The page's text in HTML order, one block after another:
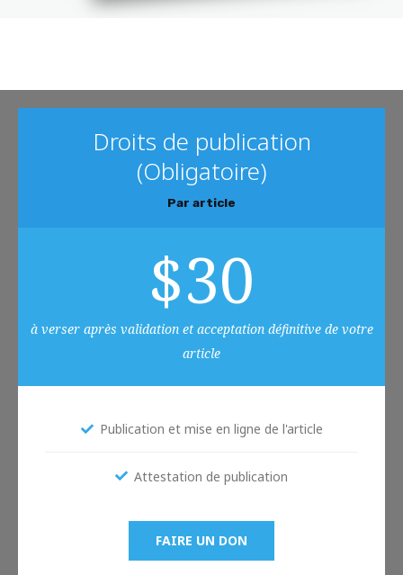
Droits de publication
(Obligatoire)
Par article
$30
à verser après validation et acceptation définitive de votre
article
Publication et mise en ligne de l'article
Attestation de publication
FAIRE UN DON